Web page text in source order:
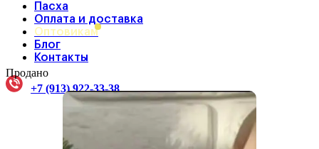
Пасха
Оплата и доставка
Оптовикам
Блог
Контакты
+7 (913) 922-33-38
Продано